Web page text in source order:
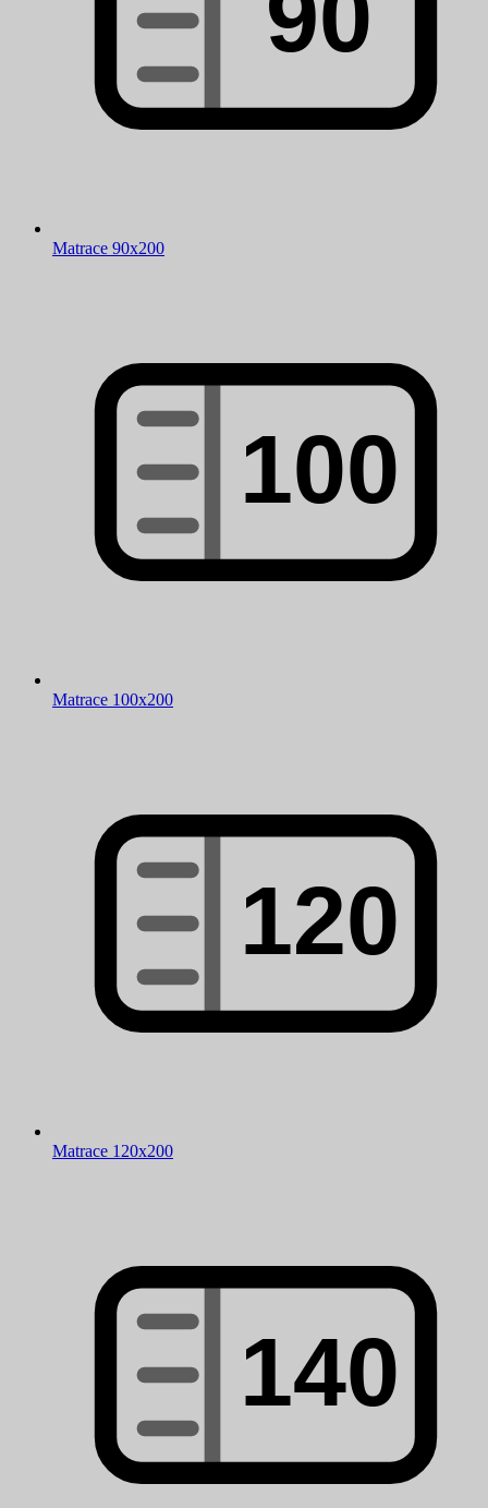
Matrace 90x200
Matrace 100x200
Matrace 120x200